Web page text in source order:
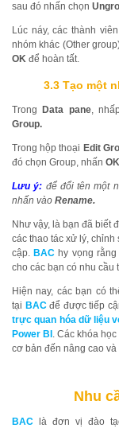
sau đó nhấn chọn
Lúc náy, các thành
nhóm khác (Other
OK để hoàn tất.
3.3 Tạo một
Trong Data pane,
Group.
Trong hộp thoại Edit
đó chọn Group, nhấn OK
Lưu ý: để đổi tên một
nhấn vào Rename.
Như vậy, là bạn đã biết
các thao tác xử lý,
cập. BAC hy vọng
cho các bạn có nhu cầu
Hiện nay, các bạn có
tại BACđể được tiếp
trực quan hóa dữ liệu
Power BI . Các khóa học
cơ bản đến nâng cao
Nhu
BAC là đơn vị đào